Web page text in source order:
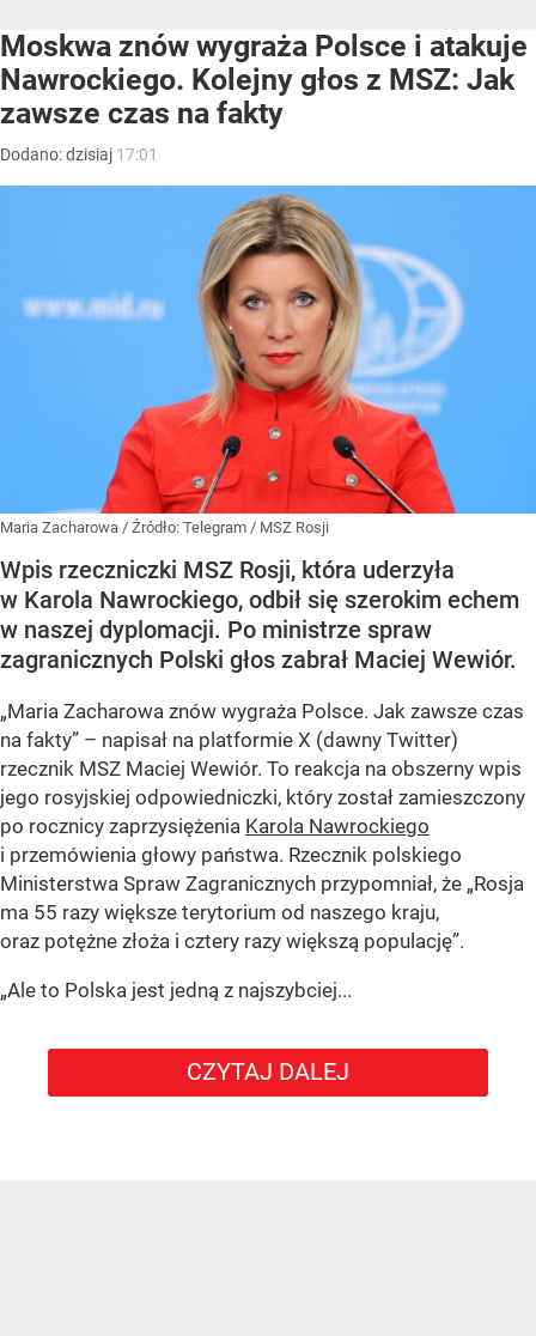
Moskwa znów wygraża Polsce i atakuje
Nawrockiego. Kolejny głos z MSZ: Jak
zawsze czas na fakty
Dodano:dzisiaj 17:01
Maria Zacharowa / Źródło: Telegram / MSZ Rosji
Wpis rzeczniczki MSZ Rosji, która uderzyła
w Karola Nawrockiego, odbił się szerokim echem
w naszej dyplomacji. Po ministrze spraw
zagranicznych Polski głos zabrał Maciej Wewiór.
„Maria Zacharowa znów wygraża Polsce. Jak zawsze czas
na fakty” – napisał na platformie X (dawny Twitter)
rzecznik MSZ Maciej Wewiór. To reakcja na obszerny wpis
jego rosyjskiej odpowiedniczki, który został zamieszczony
po rocznicy zaprzysiężenia Karola Nawrockiego
i przemówienia głowy państwa. Rzecznik polskiego
Ministerstwa Spraw Zagranicznych przypomniał, że „Rosja
ma 55 razy większe terytorium od naszego kraju,
oraz potężne złoża i cztery razy większą populację”.
„Ale to Polska jest jedną z najszybciej...
CZYTAJ DALEJ